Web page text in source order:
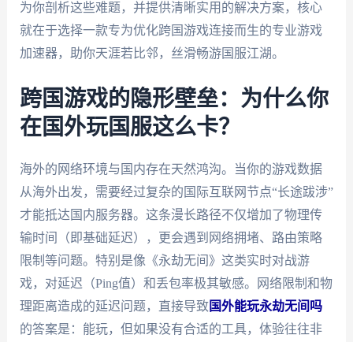
为你剖析这些难题，并提供清晰实用的解决方案，核心
就在于选择一款专为优化跨国游戏连接而生的专业游戏
加速器，助你天涯若比邻，丝滑畅游国服江湖。
跨国游戏的隐形壁垒：为什么你
在国外玩国服这么卡？
海外的网络环境与国内存在天然鸿沟。当你的游戏数据
从海外出发，需要经过复杂的国际互联网节点“长途跋涉”
才能抵达国内服务器。这条漫长路径不仅增加了物理传
输时间（即基础延迟），更会遇到网络拥堵、路由策略
限制等问题。特别是像《永劫无间》这类实时对战游
戏，对延迟（Ping值）和丢包率极其敏感。网络限制和物
理距离造成的延迟问题，直接导致国外能玩永劫无间吗
的答案是：能玩，但如果没有合适的工具，体验往往非